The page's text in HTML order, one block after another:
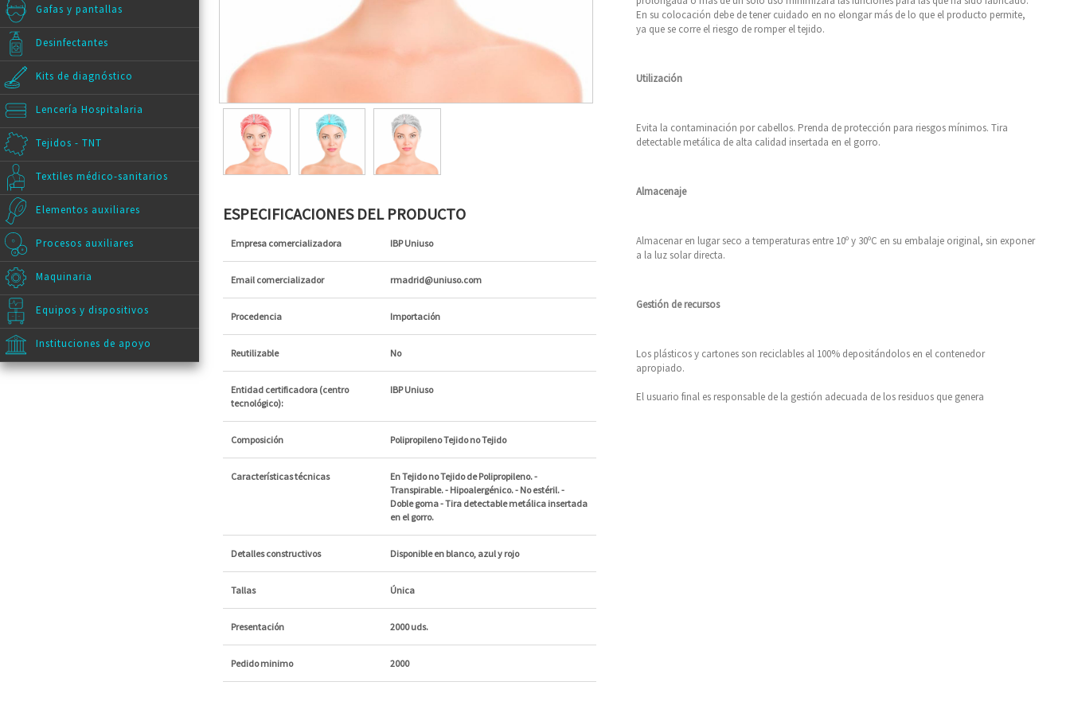
Gafas y pantallas
Desinfectantes
Kits de diagnóstico
Lencería Hospitalaria
Tejidos - TNT
Textiles médico-sanitarios
Elementos auxiliares
Procesos auxiliares
Maquinaria
Equipos y dispositivos
Instituciones de apoyo
ESPECIFICACIONES DEL PRODUCTO
Empresa comercializadora IBP Uniuso
Email comercializador rmadrid@uniuso.com
Procedencia Importación
Reutilizable No
Entidad certificadora (centro
tecnológico):
IBP Uniuso
Composición Polipropileno Tejido no Tejido
Características técnicas
En Tejido no Tejido de Polipropileno. -
Transpirable. - Hipoalergénico. - No estéril. -
Doble goma - Tira detectable metálica insertada
en el gorro.
Detalles constructivos Disponible en blanco, azul y rojo
Tallas Única
Presentación 2000 uds.
Pedido minimo 2000
En su colocación debe de tener cuidado en no elongar más de lo que el producto permite,
ya que se corre el riesgo de romper el tejido.
Utilización
Evita la contaminación por cabellos. Prenda de protección para riesgos mínimos. Tira
detectable metálica de alta calidad insertada en el gorro.
Almacenaje
Almacenar en lugar seco a temperaturas entre 10º y 30ºC en su embalaje original, sin exponer
a la luz solar directa.
Gestión de recursos
Los plásticos y cartones son reciclables al 100% depositándolos en el contenedor
apropiado.
El usuario final es responsable de la gestión adecuada de los residuos que genera